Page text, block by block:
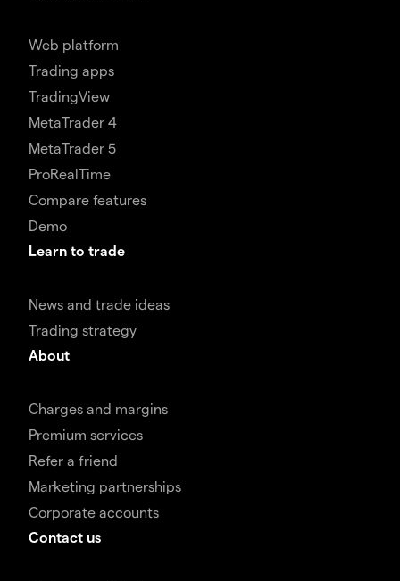
Web platform
Trading apps
TradingView
MetaTrader 4
MetaTrader 5
ProRealTime
Compare features
Demo
Learn to trade
News and trade ideas
Trading strategy
About
Charges and margins
Premium services
Refer a friend
Marketing partnerships
Corporate accounts
Contact us